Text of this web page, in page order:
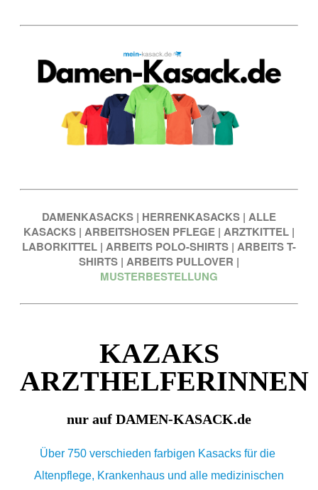
DAMENKASACKS | HERRENKASACKS | ALLE
KASACKS | ARBEITSHOSEN PFLEGE | ARZTKITTEL |
LABORKITTEL | ARBEITS POLO-SHIRTS | ARBEITS T-
SHIRTS | ARBEITS PULLOVER |
MUSTERBESTELLUNG
KAZAKS
ARZTHELFERINNEN
nur auf DAMEN-KASACK.de
Über 750 verschieden farbigen Kasacks für die
Altenpflege, Krankenhaus und alle medizinischen